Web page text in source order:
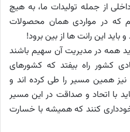
از جمله تولیدات ما، به هیچ
که در مواردی همان محصولات
باید این رانت ها از بین برود!
همه در مدیریت آن سهیم باشند
کشور راه بیفتد که کشورهای
همین مسیر را طی کرده اند و
با اتحاد و صداقت در این مسیر
کنند که همیشه با خسارت